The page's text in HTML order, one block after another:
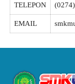
TELEPON
EMAIL